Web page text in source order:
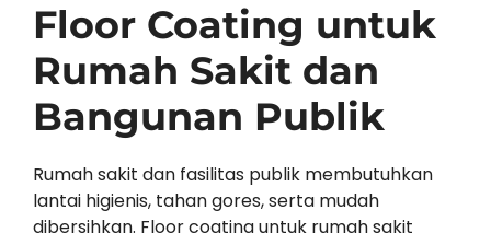
Floor Coating untuk
Rumah Sakit dan
Bangunan Publik
Rumah sakit dan fasilitas publik membutuhkan
lantai higienis, tahan gores, serta mudah
dibersihkan. Floor coating untuk rumah sakit